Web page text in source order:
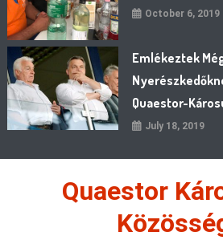
October 6, 2019
Emlékeztek
Quaestor-
July 18, 2019
Quaestor